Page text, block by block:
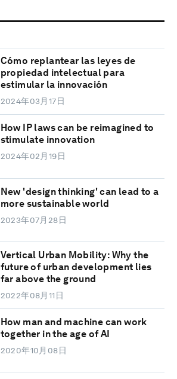
Cómo replantear las leyes de
propiedad intelectual para
estimular la innovación
2024年03月17日
How IP laws can be reimagined to
stimulate innovation
2024年02月19日
New 'design thinking' can lead to a
more sustainable world
2023年07月28日
Vertical Urban Mobility: Why the
future of urban development lies
far above the ground
2022年08月11日
How man and machine can work
together in the age of AI
2020年10月08日